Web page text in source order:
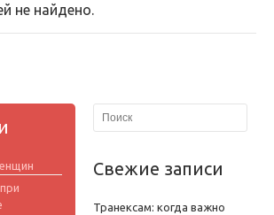
не найдено.
Свежие записи
Транексам: когда важно